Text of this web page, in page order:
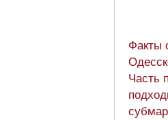
Факты
Часть